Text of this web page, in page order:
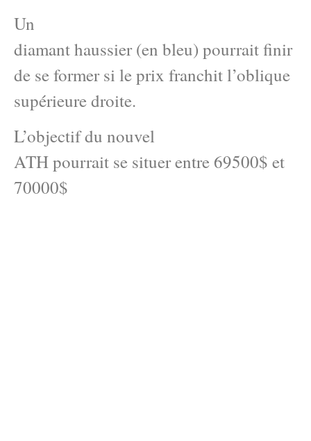
Un
diamant haussier (en bleu) pourrait finir
de se former si le prix franchit l’oblique
supérieure droite.
L’objectif du nouvel
ATH pourrait se situer entre 69500$ et
70000$